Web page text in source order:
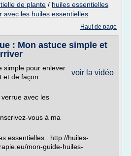
de plante / huiles essentielles
avec les huiles essentielles
Haut de page
: Mon astuce simple et
voir la vidéo
simple pour enlever
et de façon
avec les
vous à ma
essentielles : http://huiles-
mon-guide-huiles-